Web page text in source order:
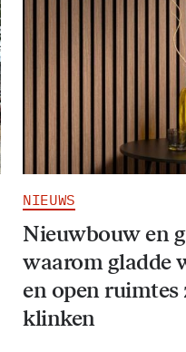
NIEUWS
Nieuwbouw en
waarom gladde
en open ruimtes
klinken